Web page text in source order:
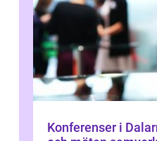
Konferenser i